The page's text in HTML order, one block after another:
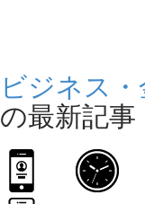
ビジネス・
の最新記事